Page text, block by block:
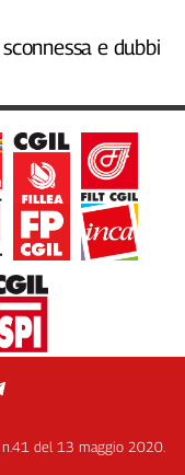
e dubbi
del 13 maggio 2020.